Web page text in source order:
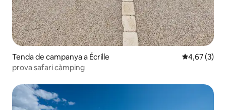
Tenda de campanya a Écrille 4,67 de
4,67 (3)
prova safari càmping